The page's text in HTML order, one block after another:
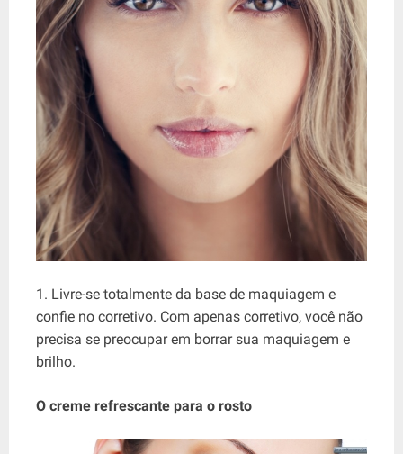
1. Livre-se totalmente da base de maquiagem e
confie no corretivo. Com apenas corretivo, você não
precisa se preocupar em borrar sua maquiagem e
brilho.
O creme refrescante para o rosto